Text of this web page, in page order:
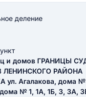
деление
и домов ГРАНИЦЫ
ЛЕНИНСКОГО РАЙОНА
ул. Агалакова, дома №
дома № 1, 1А, 1Б, 3, 3А,